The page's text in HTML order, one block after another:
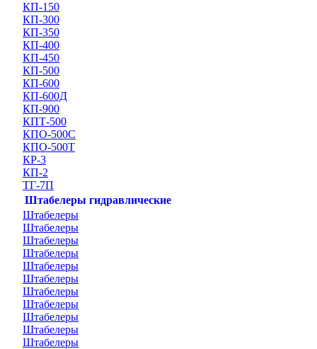
КП-150
КП-300
КП-350
КП-400
КП-450
КП-500
КП-600
КП-600Д
КП-900
КПТ-500
КПО-500С
КПО-500Т
КР-3
КП-2
ТГ-7П
Штабелеры гидравлические
Штабелеры
Штабелеры
Штабелеры
Штабелеры
Штабелеры
Штабелеры
Штабелеры
Штабелеры
Штабелеры
Штабелеры
Штабелеры